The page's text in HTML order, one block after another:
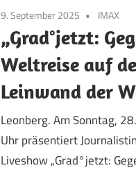
9. September 2025 IMAX
„Grad°jetzt:
Weltreise auf
Leinwand der
Leonberg. Am Sonntag,
Uhr präsentiert
Liveshow „Grad°jetzt: